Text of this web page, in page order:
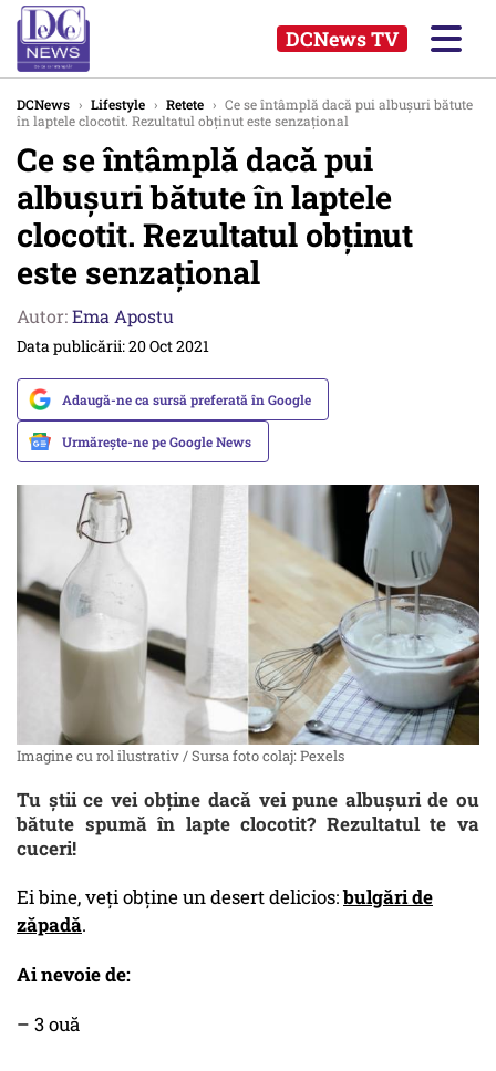
DCNews TV
DCNews › Lifestyle › Retete › Ce se întâmplă dacă pui albușuri bătute
în laptele clocotit. Rezultatul obținut este senzațional
Ce se întâmplă dacă pui
albușuri bătute în laptele
clocotit. Rezultatul obținut
este senzațional
Autor:Ema Apostu
Data publicării: 20 Oct 2021
Adaugă-ne ca sursă preferată în Google
Urmărește-ne pe Google News
Imagine cu rol ilustrativ / Sursa foto colaj: Pexels
Tu știi ce vei obține dacă vei pune albușuri de ou
bătute spumă în lapte clocotit? Rezultatul te va
cuceri!
Ei bine, veți obține un desert delicios:bulgări de
zăpadă.
Ai nevoie de:
– 3 ouă